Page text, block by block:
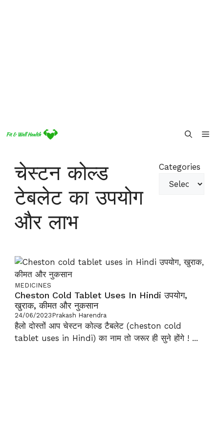
चेस्टन कोल्ड
टेबलेट का उपयोग
और लाभ
Categories
MEDICINES
Cheston Cold Tablet Uses In Hindi उपयोग,
खुराक, कीमत और नुकसान
24/06/2023Prakash Harendra
हैलो दोस्तों आप चेस्टन कोल्ड टैबलेट (cheston cold
tablet uses in Hindi) का नाम तो जरूर ही सुने होंगे ! ...